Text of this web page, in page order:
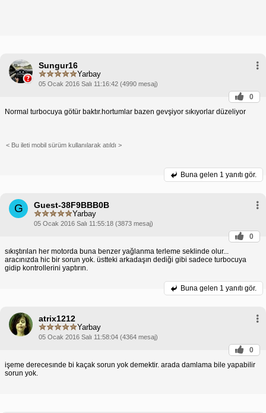
Sungur16
Yarbay
05 Ocak 2016 Salı 11:16:42 (4990 mesaj)
0
Normal turbocuya götür baktır.hortumlar bazen gevşiyor sıkıyorlar düzeliyor
< Bu ileti mobil sürüm kullanılarak atıldı >
Buna gelen 1 yanıtı gör.
G Guest-38F9BBB0B
Yarbay
05 Ocak 2016 Salı 11:55:18 (3873 mesaj)
0
sıkıştırılan her motorda buna benzer yağlanma terleme seklinde olur...
aracınızda hic bir sorun yok. üstteki arkadaşın dediği gibi sadece turbocuya
gidip kontrollerini yaptırın.
Buna gelen 1 yanıtı gör.
atrix1212
Yarbay
05 Ocak 2016 Salı 11:58:04 (4364 mesaj)
0
işeme derecesınde bi kaçak sorun yok demektir. arada damlama bile yapabilir
sorun yok.